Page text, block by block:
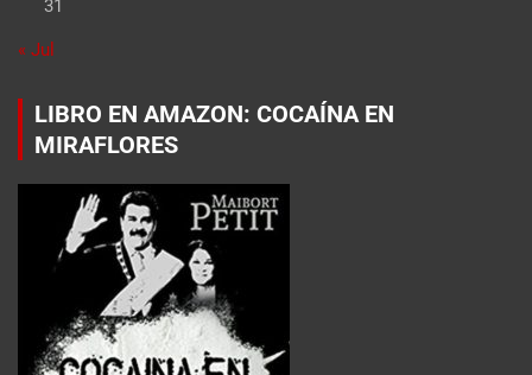
31
« Jul
LIBRO EN AMAZON: COCAÍNA EN
MIRAFLORES